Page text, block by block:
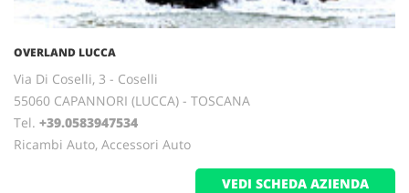
OVERLAND LUCCA
Via Di Coselli, 3 - Coselli
55060 CAPANNORI (LUCCA) - TOSCANA
Tel. +39.0583947534
Ricambi Auto, Accessori Auto
VEDI SCHEDA AZIENDA